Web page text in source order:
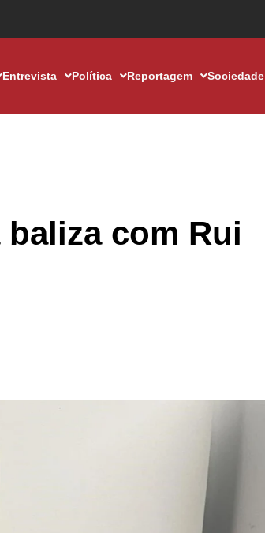
Entrevista Política Reportagem Sociedade
com Rui